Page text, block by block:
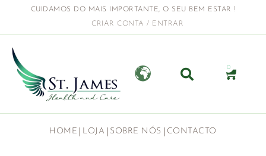
CUIDAMOS DO MAIS IMPORTANTE, O SEU BEM ESTAR !
CRIAR CONTA / ENTRAR
0
HOME LOJA SOBRE NÓS CONTACTO